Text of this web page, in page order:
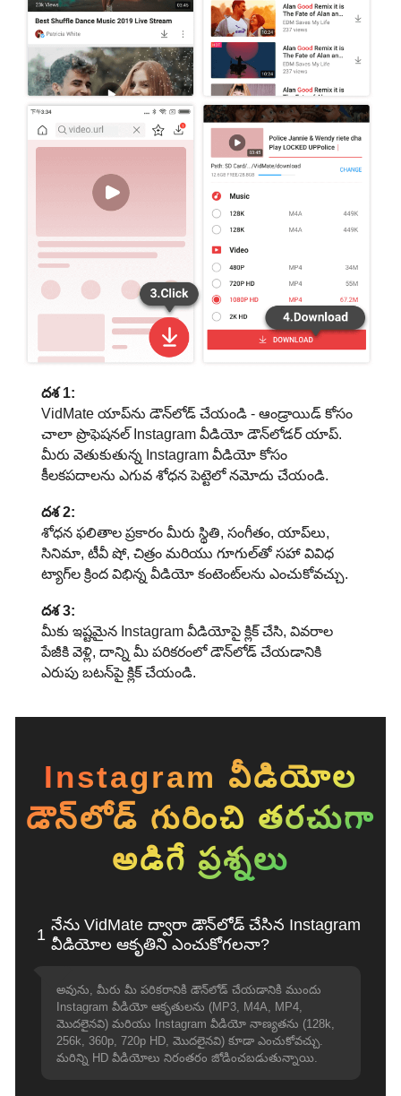
దశ 1:
VidMate యాప్‌ను డౌన్‌లోడ్ చేయండి - ఆండ్రాయిడ్ కోసం
చాలా ప్రొఫెషనల్ Instagram వీడియో డౌన్‌లోడర్ యాప్.
మీరు వెతుకుతున్న Instagram వీడియో కోసం
కీలకపదాలను ఎగువ శోధన పెట్టెలో నమోదు చేయండి.
దశ 2:
శోధన ఫలితాల ప్రకారం మీరు స్థితి, సంగీతం, యాప్‌లు,
సినిమా, టీవీ షో, చిత్రం మరియు గూగుల్‌తో సహా వివిధ
ట్యాగ్‌ల క్రింద విభిన్న వీడియో కంటెంట్‌లను ఎంచుకోవచ్చు.
దశ 3:
మీకు ఇష్టమైన Instagram వీడియోపై క్లిక్ చేసి, వివరాల
పేజీకి వెళ్లి, దాన్ని మీ పరికరంలో డౌన్‌లోడ్ చేయడానికి
ఎరుపు బటన్‌పై క్లిక్ చేయండి.
Instagram వీడియోల
డౌన్‌లోడ్ గురించి తరచుగా
అడిగే ప్రశ్నలు
1
నేను VidMate ద్వారా డౌన్‌లోడ్ చేసిన Instagram
వీడియోల ఆకృతిని ఎంచుకోగలనా?
అవును, మీరు మీ పరికరానికి డౌన్‌లోడ్ చేయడానికి ముందు
Instagram వీడియో ఆకృతులను (MP3, M4A, MP4,
మొదలైనవి) మరియు Instagram వీడియో నాణ్యతను (128k,
256k, 360p, 720p HD, మొదలైనవి) కూడా ఎంచుకోవచ్చు.
మరిన్ని HD వీడియోలు నిరంతరం జోడించబడుతున్నాయి.